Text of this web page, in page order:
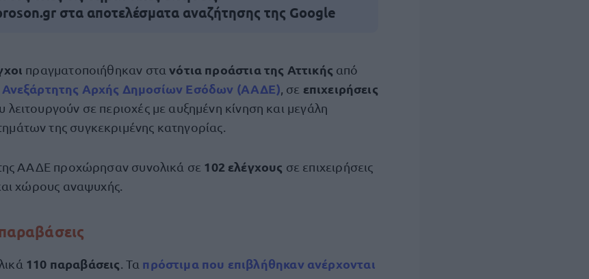
στα αποτελέσματα αναζήτησης της Google
πραγματοποιήθηκαν στανότια προάστια της Αττικής από
Ανεξάρτητης Αρχής Δημοσίων Εσόδων (ΑΑΔΕ) , σε επιχειρήσεις
λειτουργούν σε περιοχές με αυξημένη κίνηση και μεγάλη
της συγκεκριμένης κατηγορίας.
ΑΑΔΕ προχώρησαν συνολικά σε 102 ελέγχους σε επιχειρήσεις
χώρους αναψυχής.
110 παραβάσεις . Τα πρόστιμα που επιβλήθηκαν ανέρχονται